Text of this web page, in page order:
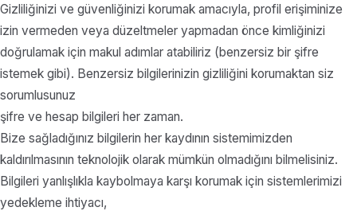
Gizliliğinizi ve güvenliğinizi korumak amacıyla, profil erişiminize
izin vermeden veya düzeltmeler yapmadan önce kimliğinizi
doğrulamak için makul adımlar atabiliriz (benzersiz bir şifre
istemek gibi). Benzersiz bilgilerinizin gizliliğini korumaktan siz
sorumlusunuz
şifre ve hesap bilgileri her zaman.
Bize sağladığınız bilgilerin her kaydının sistemimizden
kaldırılmasının teknolojik olarak mümkün olmadığını bilmelisiniz.
Bilgileri yanlışlıkla kaybolmaya karşı korumak için sistemlerimizi
yedekleme ihtiyacı,